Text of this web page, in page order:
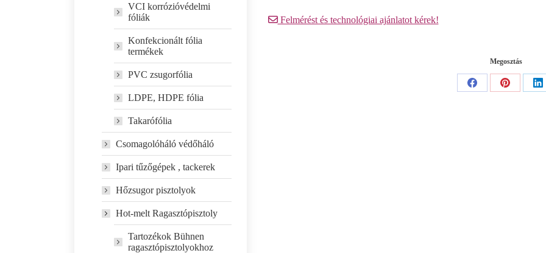
Felmérést és technológiai ajánlatot kérek!
Megosztás
Share
Share
VCI korrózióvédelmi
fóliák
Konfekcionált fólia
termékek
PVC zsugorfólia
LDPE, HDPE fólia
Takarófólia
Csomagolóháló védőháló
Ipari tűzőgépek , tackerek
Hőzsugor pisztolyok
Hot-melt Ragasztópisztoly
Tartozékok Bühnen
ragasztópisztolyokhoz